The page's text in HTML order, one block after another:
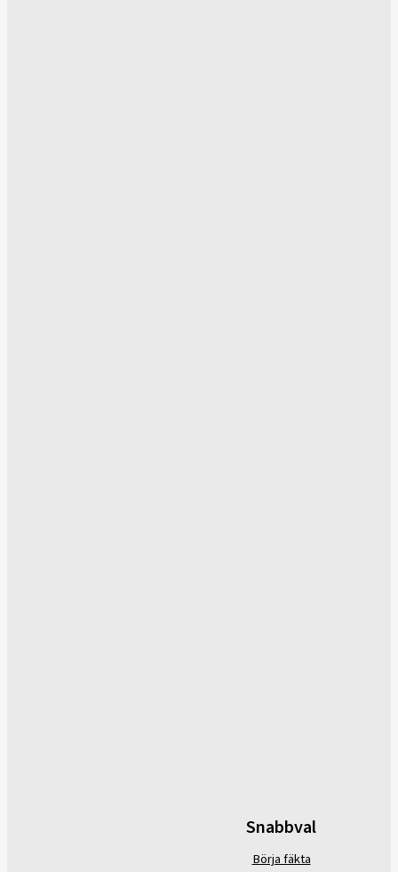
Snabbval
Börja fäkta